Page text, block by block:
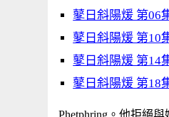
鼕日斜陽煖 第06
鼕日斜陽煖 第10
鼕日斜陽煖 第14
鼕日斜陽煖 第18
Phetphring。他拒絕